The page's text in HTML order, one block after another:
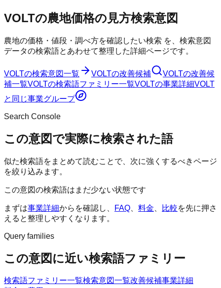
VOLTの農地価格の見方検索意図
農地の価格・値段・調べ方を確認したい検索 を、検索意図
データの検索語とあわせて整理した詳細ページです。
VOLTの検索意図一覧 VOLTの改善候補 VOLTの改善候
補一覧VOLTの検索語ファミリー一覧VOLTの事業詳細VOLT
と同じ事業グループ
Search Console
この意図で実際に検索された語
似た検索語をまとめて読むことで、次に強くするべきページ
を絞り込みます。
この意図の検索語はまだ少ない状態です
まずは事業詳細からを確認し、 FAQ 料金 比較を先に押さ
えると整理しやすくなります。
Query families
この意図に近い検索語ファミリー
検索語ファミリー一覧検索意図一覧改善候補事業詳細